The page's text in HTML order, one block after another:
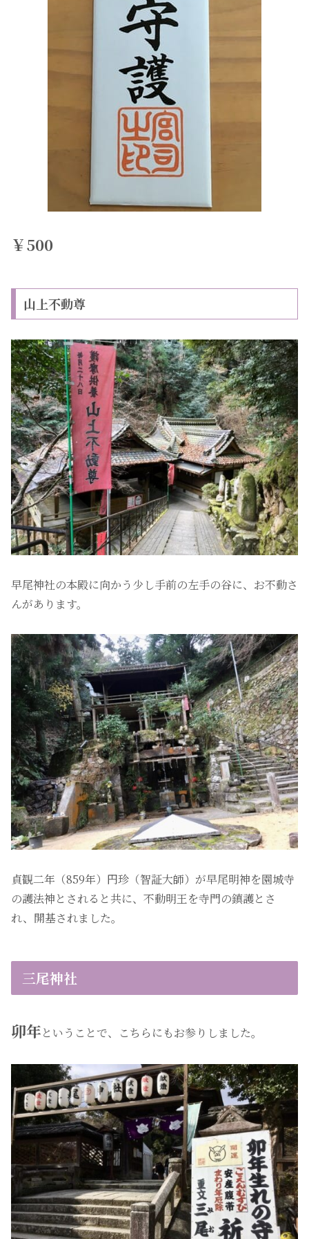
￥500
山上不動尊
早尾神社の本殿に向かう少し手前の左手の谷に、お不動さ
んがあります。
貞観二年（859年）円珍（智証大師）が早尾明神を園城寺
の護法神とされると共に、不動明王を寺門の鎮護とさ
れ、開基されました。
三尾神社
卯年ということで、こちらにもお参りしました。